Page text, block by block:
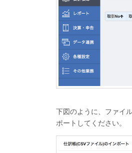
下図のように、ファイ
ポートしてください。